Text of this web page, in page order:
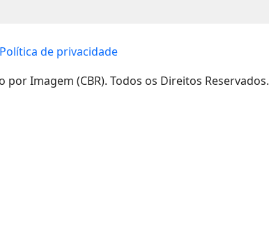
Política de privacidade
Imagem (CBR). Todos os Direitos Reservados.